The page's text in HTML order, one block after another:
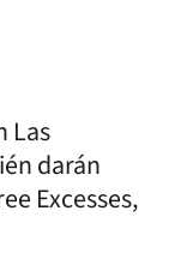
Las
darán
Excesses,